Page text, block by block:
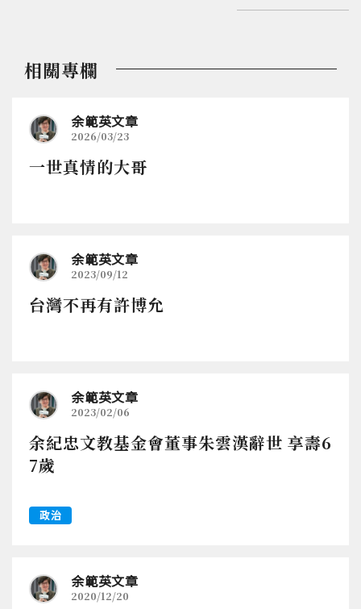
相關專欄
余範英文章
2026/03/23
一世真情的大哥
余範英文章
2023/09/12
台灣不再有許博允
余範英文章
2023/02/06
余紀忠文教基金會董事朱雲漢辭世 享壽6
7歲
政治
余範英文章
2020/12/20